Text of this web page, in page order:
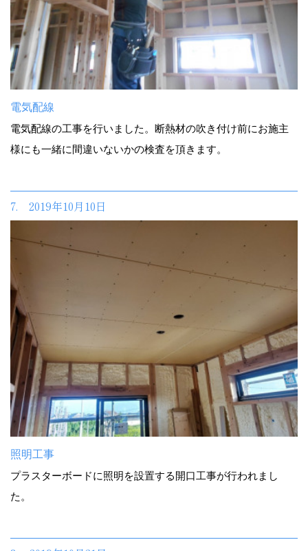
電気配線
電気配線の工事を行いました。断熱材の吹き付け前にお施主
様にも一緒に間違いないかの検査を頂きます。
7. 2019年10月10日
照明工事
プラスターボードに照明を設置する開口工事が行われまし
た。